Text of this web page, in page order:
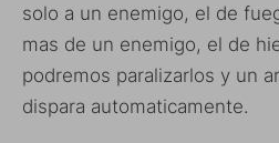
solo a un enemigo, el de
mas de un enemigo, el de
podremos paralizarlos y un
dispara automaticamente.